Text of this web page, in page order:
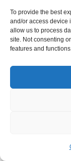
To provide the best
and/or access device
allow us to process
site. Not consenting
features and
す。
どうでもいいこ
考える傾向が強
設備そのものに